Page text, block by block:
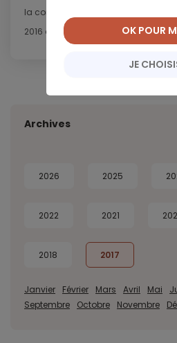
la consommation des ménages
2016 après une augmentation...
Archives
2026 2025
2022 2021
2018 2017
Janvier Février Mars Avril Mai
Septembre
Octobre Novembre
JE
OK POUR